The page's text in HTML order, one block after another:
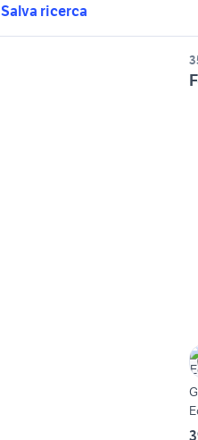
Salva ricerca